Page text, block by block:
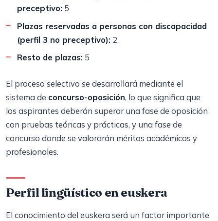
preceptivo: 5
Plazas reservadas a personas con discapacidad
(perfil 3 no preceptivo): 2
Resto de plazas: 5
El proceso selectivo se desarrollará mediante el
sistema de concurso-oposición, lo que significa que
los aspirantes deberán superar una fase de oposición
con pruebas teóricas y prácticas, y una fase de
concurso donde se valorarán méritos académicos y
profesionales.
Perfil lingüístico en euskera
El conocimiento del euskera será un factor importante